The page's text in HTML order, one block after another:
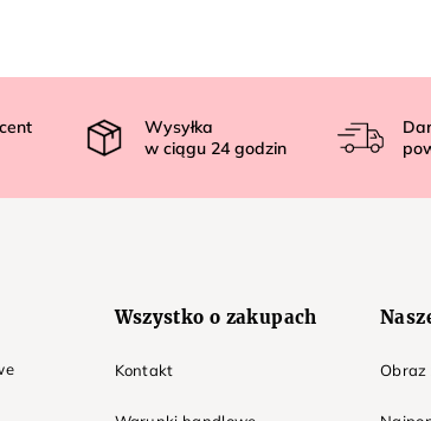
Wysyłka
w ciągu 24 godzin
Wszystko o zakupach
Kontakt Obraz